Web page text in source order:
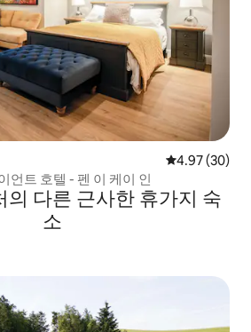
평점 4.97점(5
4.97 (30)
언트 호텔 - 펜 이 케이 인
의 다른 근사한 휴가지 숙
소